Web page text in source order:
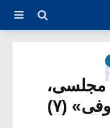
مجلسی،
(۷)